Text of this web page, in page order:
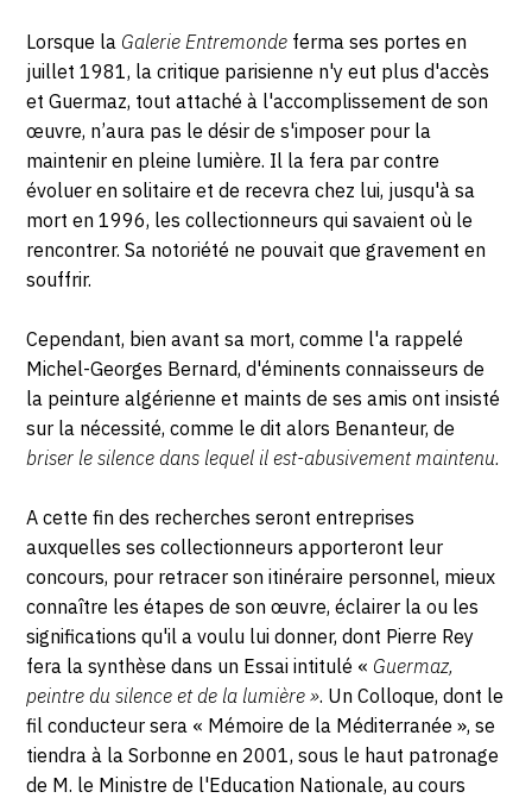
Lorsque la Galerie Entremonde ferma ses portes en
juillet 1981, la critique parisienne n'y eut plus d'accès
et Guermaz, tout attaché à l'accomplissement de son
œuvre, n’aura pas le désir de s'imposer pour la
maintenir en pleine lumière. Il la fera par contre
évoluer en solitaire et de recevra chez lui, jusqu'à sa
mort en 1996, les collectionneurs qui savaient où le
rencontrer. Sa notoriété ne pouvait que gravement en
souffrir.
Cependant, bien avant sa mort, comme l'a rappelé
Michel-Georges Bernard, d'éminents connaisseurs de
la peinture algérienne et maints de ses amis ont insisté
sur la nécessité, comme le dit alors Benanteur, de
briser le silence dans lequel il est-abusivement maintenu.
A cette fin des recherches seront entreprises
auxquelles ses collectionneurs apporteront leur
concours, pour retracer son itinéraire personnel, mieux
connaître les étapes de son œuvre, éclairer la ou les
significations qu'il a voulu lui donner, dont Pierre Rey
fera la synthèse dans un Essai intitulé « Guermaz,
peintre du silence et de la lumière ». Un Colloque, dont le
fil conducteur sera « Mémoire de la Méditerranée », se
tiendra à la Sorbonne en 2001, sous le haut patronage
de M. le Ministre de l'Education Nationale, au cours